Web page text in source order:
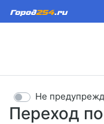
Переход
Не